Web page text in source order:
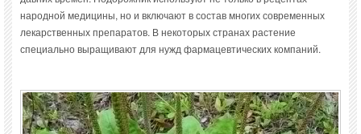
народной медицины, но и включают в состав многих современных
лекарственных препаратов. В некоторых странах растение
специально выращивают для нужд фармацевтических компаний.